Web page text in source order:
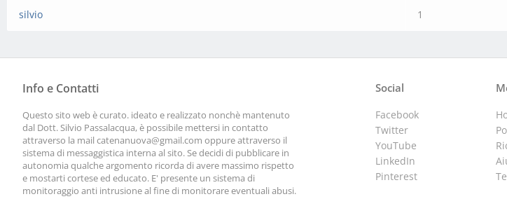
silvio 1
Info e Contatti
Questo sito web è curato. ideato e realizzato nonchè mantenuto
dal Dott. Silvio Passalacqua, è possibile mettersi in contatto
attraverso la mail catenanuova@gmail.com oppure attraverso il
sistema di messaggistica interna al sito. Se decidi di pubblicare in
autonomia qualche argomento ricorda di avere massimo rispetto
e mostarti cortese ed educato. E' presente un sistema di
monitoraggio anti intrusione al fine di monitorare eventuali abusi.
Social
Facebook
Twitter
YouTube
LinkedIn
Pinterest